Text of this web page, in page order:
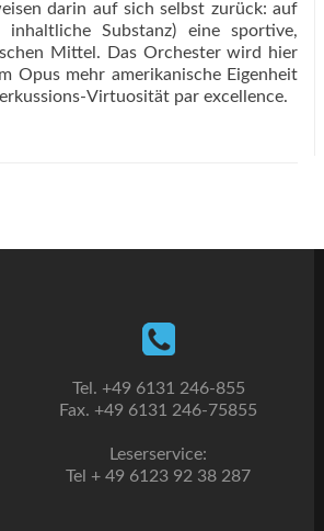
darin auf sich selbst zurück: auf
Substanz) eine sportive,
Mittel. Das Orchester wird hier
mehr amerikanische Eigenheit
Virtuosität par excellence.
Tel. +49 6131 246-855
Fax. +49 6131 246-75855
Leserservice:
Tel + 49 6123 92 38 287